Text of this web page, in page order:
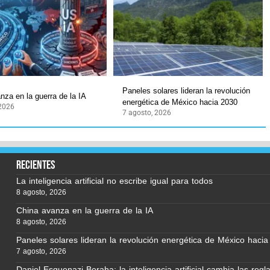
en la guerra de la IA
Paneles solares lideran la revolución
energética de México hacia 2030
7 agosto, 2026
recientes
La inteligencia artificial no escribe igual para todos
8 agosto, 2026
China avanza en la guerra de la IA
8 agosto, 2026
Paneles solares lideran la revolución energética de México
7 agosto, 2026